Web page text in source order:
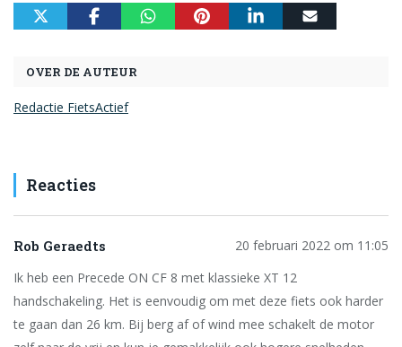
OVER DE AUTEUR
Redactie FietsActief
Reacties
Rob Geraedts
20 februari 2022 om 11:05
Ik heb een Precede ON CF 8 met klassieke XT 12
handschakeling. Het is eenvoudig om met deze fiets ook harder
te gaan dan 26 km. Bij berg af of wind mee schakelt de motor